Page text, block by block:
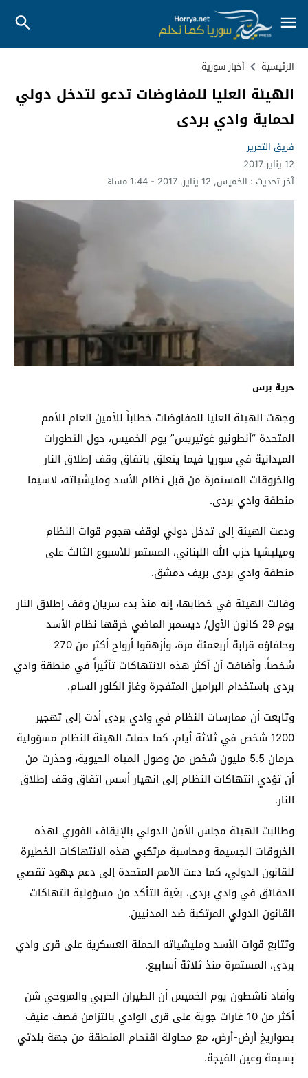
الرئيسية أخبار سورية
الهيئة العليا للمفاوضات تدعو لتدخل دولي
لحماية وادي بردى
فريق التحرير
12 يناير 2017
آخر تحديث : الخميس, 12 يناير, 2017 - 1:44 مساءً
حرية برس
وجهت الهيئة العليا للمفاوضات خطاباً للأمين العام للأمم
المتحدة “أنطونيو غوتيريس” يوم الخميس، حول التطورات
الميدانية في سوريا فيما يتعلق باتفاق وقف إطلاق النار
والخروقات المستمرة من قبل نظام الأسد ومليشياته، لاسيما
منطقة وادي بردى.
ودعت الهيئة إلى تدخل دولي لوقف هجوم قوات النظام
وميليشيا حزب الله اللبناني، المستمر للأسبوع الثالث على
منطقة وادي بردى بريف دمشق.
وقالت الهيئة في خطابها، إنه منذ بدء سريان وقف إطلاق النار
يوم 29 كانون الأول/ ديسمبر الماضي خرقها نظام الأسد
وحلفاؤه قرابة أربعمئة مرة، وأزهقوا أرواح أكثر من 270
شخصاً. وأضافت أن أكثر هذه الانتهاكات تأثيراً في منطقة وادي
بردى باستخدام البراميل المتفجرة وغاز الكلور السام.
وتابعت أن ممارسات النظام في وادي بردى أدت إلى تهجير
1200 شخص في ثلاثة أيام، كما حملت الهيئة النظام مسؤولية
حرمان 5.5 مليون شخص من وصول المياه الحيوية، وحذرت من
أن تؤدي انتهاكات النظام إلى انهيار أسس اتفاق وقف إطلاق
النار.
وطالبت الهيئة مجلس الأمن الدولي بالإيقاف الفوري لهذه
الخروقات الجسيمة ومحاسبة مرتكبي هذه الانتهاكات الخطيرة
للقانون الدولي، كما دعت الأمم المتحدة إلى دعم جهود تقصي
الحقائق في وادي بردى، بغية التأكد من مسؤولية انتهاكات
القانون الدولي المرتكبة ضد المدنيين.
وتتابع قوات الأسد ومليشياته الحملة العسكرية على قرى وادي
بردى، المستمرة منذ ثلاثة أسابيع.
وأفاد ناشطون يوم الخميس أن الطيران الحربي والمروحي شن
أكثر من 10 غارات جوية على قرى الوادي بالتزامن قصف عنيف
بصواريخ أرض-أرض، مع محاولة اقتحام المنطقة من جهة بلدتي
بسيمة وعين الفيجة.